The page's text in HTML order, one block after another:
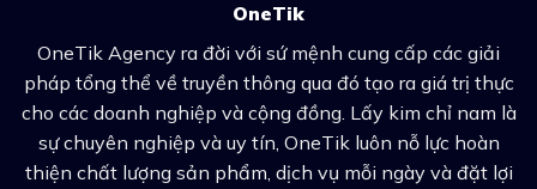
OneTik
OneTik Agency ra đời với sứ mệnh cung cấp các giải
pháp tổng thể về truyền thông qua đó tạo ra giá trị thực
cho các doanh nghiệp và cộng đồng. Lấy kim chỉ nam là
sự chuyên nghiệp và uy tín, OneTik luôn nỗ lực hoàn
thiện chất lượng sản phẩm, dịch vụ mỗi ngày và đặt lợi